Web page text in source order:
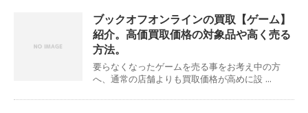
ブックオフオンラインの買取【ゲーム】
紹介。高価買取価格の対象品や高く売る
方法。
要らなくなったゲームを売る事をお考え中の方
へ、通常の店舗よりも買取価格が高めに設 ...